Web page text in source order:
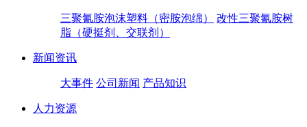
三聚氰胺泡沫塑料（密胺泡绵）
改性三聚氰胺树
脂（硬挺剂、交联剂）
新闻资讯
大事件 公司新闻 产品知识
人力资源